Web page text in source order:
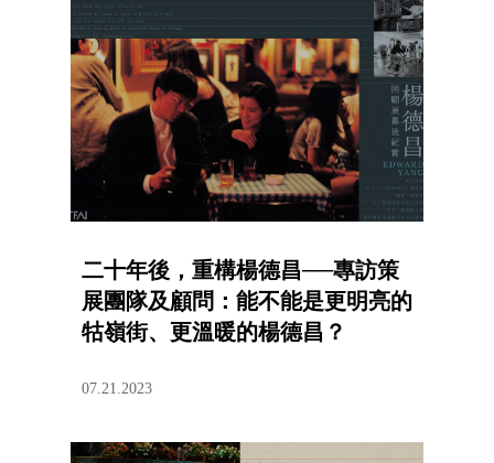
二十年後，重構楊德昌──專訪策
展團隊及顧問：能不能是更明亮的
牯嶺街、更溫暖的楊德昌？
07.21.2023